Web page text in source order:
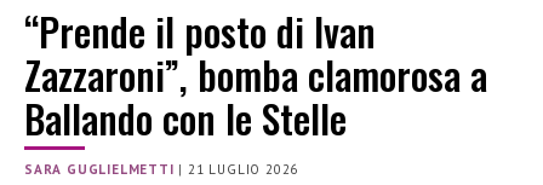
“Prende il posto di Ivan
Zazzaroni”, bomba clamorosa a
Ballando con le Stelle
SARA GUGLIELMETTI |21 LUGLIO 2026